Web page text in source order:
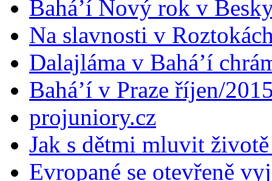
Bahá’í Nový rok v
Na slavnosti v
Dalajláma v Bahá’í
Bahá’í v Praze říjen/
projuniory.cz
Jak s dětmi mluvit
Evropané se otevřeně